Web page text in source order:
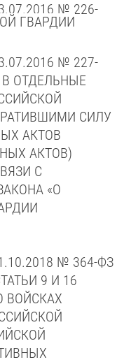
№ 226-
ГВАРДИИ
№ 227-
ОТДЕЛЬНЫЕ
СИЛУ
АКТОВ
АКТОВ)
С
«О
№ 364-ФЗ
9 И 16
ВОЙСКАХ